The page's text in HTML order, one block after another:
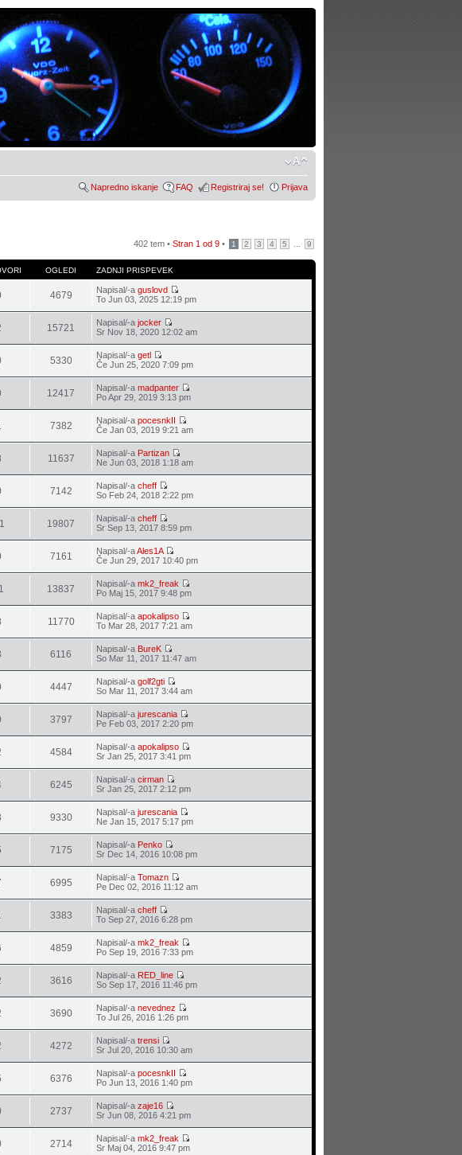
Napredno iskanje FAQ Registriraj se! Prijava
402 tem • Stran 1 od 9• 1 2 3 4 5 9
OGLEDI ZADNJI PRISPEVEK
4679 Napisal/-aguslovd
To Jun 03, 2025 12:19 pm
15721 Napisal/-ajocker
Sr Nov 18, 2020 12:02 am
5330 Napisal/-agetl
Če Jun 25, 2020 7:09 pm
12417 Napisal/-amadpanter
Po Apr 29, 2019 3:13 pm
7382 Napisal/-apocesnkII
Če Jan 03, 2019 9:21 am
11637 Napisal/-a Partizan
Ne Jun 03, 2018 1:18 am
7142 Napisal/-acheff
So Feb 24, 2018 2:22 pm
19807 Napisal/-acheff
Sr Sep 13, 2017 8:59 pm
7161 Napisal/-aAles1A
Če Jun 29, 2017 10:40 pm
13837 Napisal/-amk2_freak
Po Maj 15, 2017 9:48 pm
11770 Napisal/-aapokalipso
To Mar 28, 2017 7:21 am
6116 Napisal/-a BureK
So Mar 11, 2017 11:47 am
4447 Napisal/-agolf2gti
So Mar 11, 2017 3:44 am
3797 Napisal/-ajurescania
Pe Feb 03, 2017 2:20 pm
4584 Napisal/-aapokalipso
Sr Jan 25, 2017 3:41 pm
6245 Napisal/-acirman
Sr Jan 25, 2017 2:12 pm
9330 Napisal/-ajurescania
Ne Jan 15, 2017 5:17 pm
7175 Napisal/-a Penko
Sr Dec 14, 2016 10:08 pm
6995 Napisal/-aTomazn
Pe Dec 02, 2016 11:12 am
3383 Napisal/-acheff
To Sep 27, 2016 6:28 pm
4859 Napisal/-amk2_freak
Po Sep 19, 2016 7:33 pm
3616 Napisal/-a RED_line
So Sep 17, 2016 11:46 pm
3690 Napisal/-anevednez
To Jul 26, 2016 1:26 pm
4272 Napisal/-atrensi
Sr Jul 20, 2016 10:30 am
6376 Napisal/-apocesnkII
Po Jun 13, 2016 1:40 pm
2737 Napisal/-azaje16
Sr Jun 08, 2016 4:21 pm
2714 Napisal/-amk2_freak
Sr Maj 04, 2016 9:47 pm